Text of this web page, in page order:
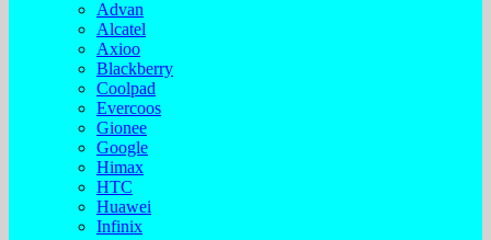
Advan
Alcatel
Axioo
Blackberry
Coolpad
Evercoos
Gionee
Google
Himax
HTC
Huawei
Infinix